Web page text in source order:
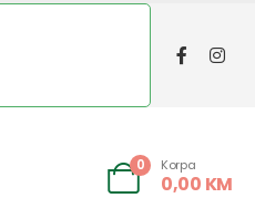
0 Korpa
0,00 KM